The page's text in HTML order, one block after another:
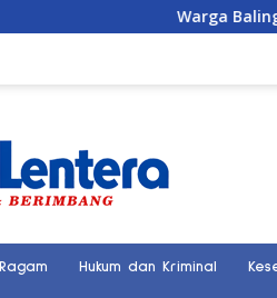
Warga Balinggi Jati Tuntut
Ragam Hukum dan Kriminal